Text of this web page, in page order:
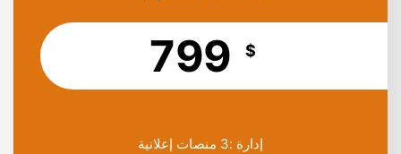
$
799
إدارة :3 منصات إعلانية